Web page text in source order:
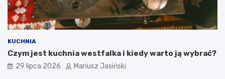
KUCHNIA
Czym jest kuchnia westfalka i kiedy warto ją wybrać?
29 lipca 2026 Mariusz Jasiński